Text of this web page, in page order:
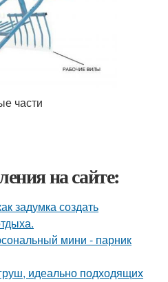
части
на сайте:
задумка создать
мини - парник
идеально подходящих